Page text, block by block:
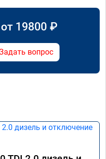
19800 ₽
вопрос